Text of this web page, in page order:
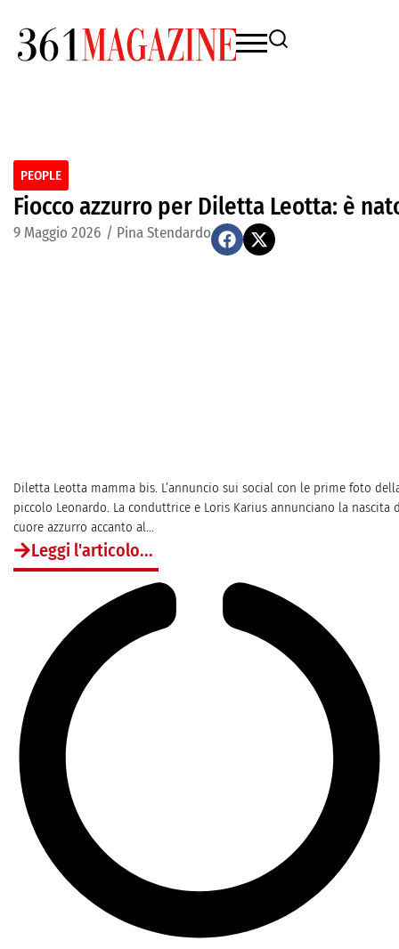
PEOPLE
Fiocco azzurro per Diletta Leotta: è
9 Maggio 2026 / Pina Stendardo
Diletta Leotta mamma bis. L’annuncio sui social con le prime foto
piccolo Leonardo. La conduttrice e Loris Karius annunciano la
cuore azzurro accanto al...
Leggi l'articolo...